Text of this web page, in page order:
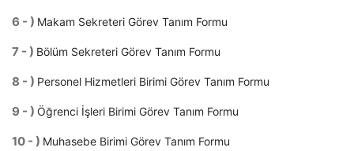
6 - ) Makam Sekreteri Görev Tanım Formu
7 - ) Bölüm Sekreteri Görev Tanım Formu
8 - ) Personel Hizmetleri Birimi Görev Tanım Formu
9 - ) Öğrenci İşleri Birimi Görev Tanım Formu
10 - ) Muhasebe Birimi Görev Tanım Formu